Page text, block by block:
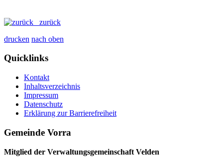
zurück
drucken nach oben
Quicklinks
Kontakt
Inhaltsverzeichnis
Impressum
Datenschutz
Erklärung zur Barrierefreiheit
Gemeinde Vorra
Mitglied der Verwaltungsgemeinschaft Velden